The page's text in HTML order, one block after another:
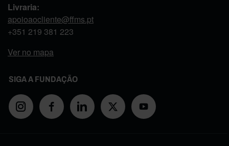
Livraria:
apoioaocliente@ffms.pt
+351 219 381 223
Ver no mapa
SIGA A FUNDAÇÃO